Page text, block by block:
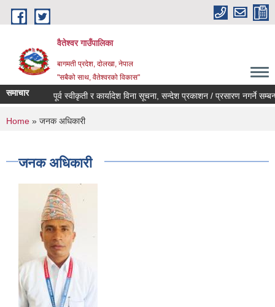
Skip to main content
वैतेश्वर गाउँपालिका
बागमती प्रदेश, दाेलखा, नेपाल
"सबैको साथ, वैतेश्वरको विकास"
समाचार पूर्व स्वीकृती र कार्यादेश विना सूचना, सन्देश प्रकाशन / प्रसारण नगर्ने सम्बन्धी
You are here
Home » जनक अधिकारी
जनक अधिकारी